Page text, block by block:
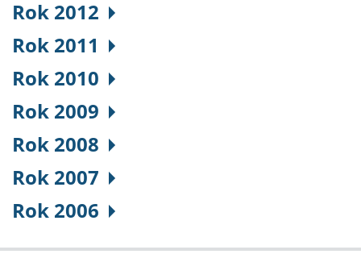
Rok 2012
Rok 2011
Rok 2010
Rok 2009
Rok 2008
Rok 2007
Rok 2006